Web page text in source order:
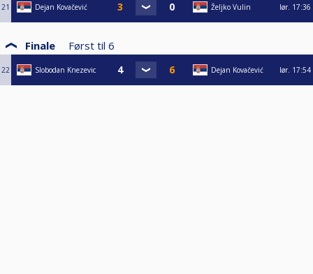
21 Dejan Kovačević Željko Vulin lør. 17:36
Finale Først til 6
22 Slobodan Knezevic Dejan Kovačević lør. 17:54